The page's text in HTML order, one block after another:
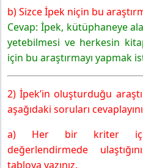
b) Sizce İpek niçin bu
Cevap: İpek, kütüphaneye
yetebilmesi ve herkesin
için bu araştırmayı yapmak
2) İpek’in oluşturduğu
aşağıdaki soruları
a) Her bir kriter için
değerlendirmede
tabloya yazınız.